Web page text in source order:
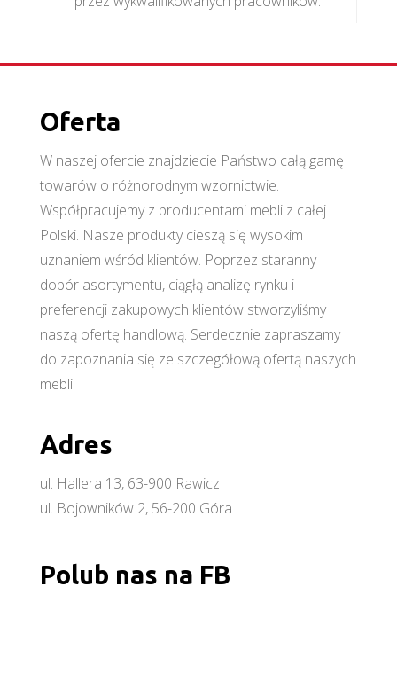
Oferta
W naszej ofercie znajdziecie Państwo całą gamę
towarów o różnorodnym wzornictwie.
Współpracujemy z producentami mebli z całej
Polski. Nasze produkty cieszą się wysokim
uznaniem wśród klientów. Poprzez staranny
dobór asortymentu, ciągłą analizę rynku i
preferencji zakupowych klientów stworzyliśmy
naszą ofertę handlową. Serdecznie zapraszamy
do zapoznania się ze szczegółową ofertą naszych
mebli.
Adres
ul. Hallera 13, 63-900 Rawicz
ul. Bojowników 2, 56-200 Góra
Polub nas na FB